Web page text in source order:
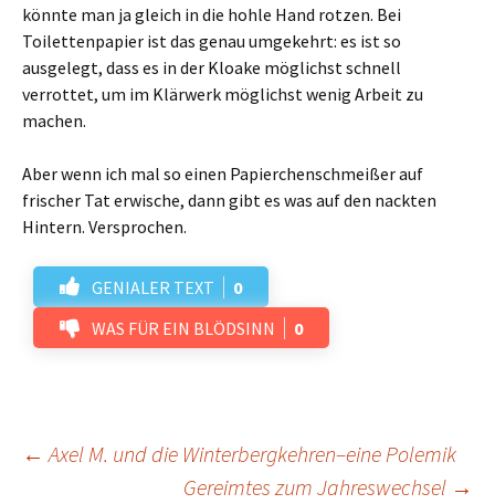
könnte man ja gleich in die hohle Hand rotzen. Bei
Toilettenpapier ist das genau umgekehrt: es ist so
ausgelegt, dass es in der Kloake möglichst schnell
verrottet, um im Klärwerk möglichst wenig Arbeit zu
machen.
Aber wenn ich mal so einen Papierchenschmeißer auf
frischer Tat erwische, dann gibt es was auf den nackten
Hintern. Versprochen.
GENIALER TEXT
0
WAS FÜR EIN BLÖDSINN
0
Beitrags-
← Axel M. und die Winterbergkehren–eine Polemik
Gereimtes zum Jahreswechsel →